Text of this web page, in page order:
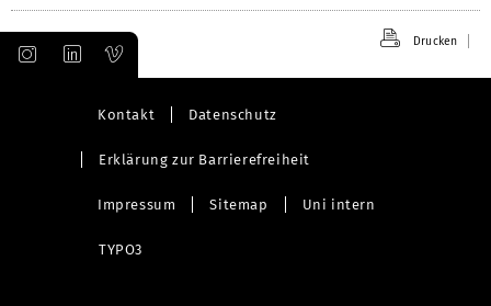
Drucken
Kontakt Datenschutz
Erklärung zur Barrierefreiheit
Impressum Sitemap Uni intern
TYPO3